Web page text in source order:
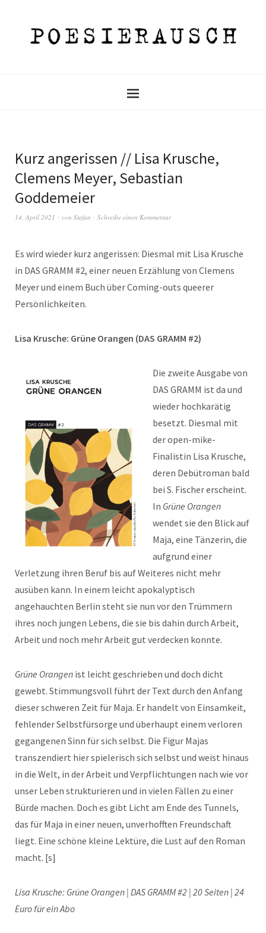
Kurz angerissen // Lisa Krusche,
Clemens Meyer, Sebastian
Goddemeier
14. April 2021 von Stefan Schreibe einen Kommentar
Es wird wieder kurz angerissen: Diesmal mit Lisa Krusche
in DAS GRAMM #2, einer neuen Erzählung von Clemens
Meyer und einem Buch über Coming-outs queerer
Persönlichkeiten.
Lisa Krusche: Grüne Orangen (DAS GRAMM #2)
Die zweite Ausgabe von
DAS GRAMM ist da und
wieder hochkarätig
besetzt. Diesmal mit
der open-mike-
Finalistin Lisa Krusche,
deren Debütroman bald
bei S. Fischer erscheint.
In Grüne Orangen
wendet sie den Blick auf
Maja, eine Tänzerin, die
aufgrund einer
Verletzung ihren Beruf bis auf Weiteres nicht mehr
ausüben kann. In einem leicht apokalyptisch
angehauchten Berlin steht sie nun vor den Trümmern
ihres noch jungen Lebens, die sie bis dahin durch Arbeit,
Arbeit und noch mehr Arbeit gut verdecken konnte.
Grüne Orangen ist leicht geschrieben und doch dicht
gewebt. Stimmungsvoll führt der Text durch den Anfang
dieser schweren Zeit für Maja. Er handelt von Einsamkeit,
fehlender Selbstfürsorge und überhaupt einem verloren
gegangenen Sinn für sich selbst. Die Figur Majas
transzendiert hier spielerisch sich selbst und weist hinaus
in die Welt, in der Arbeit und Verpflichtungen nach wie vor
unser Leben strukturieren und in vielen Fällen zu einer
Bürde machen. Doch es gibt Licht am Ende des Tunnels,
das für Maja in einer neuen, unverhofften Freundschaft
liegt. Eine schöne kleine Lektüre, die Lust auf den Roman
macht. [s]
Lisa Krusche: Grüne Orangen | DAS GRAMM #2 | 20 Seiten | 24
Euro für ein Abo